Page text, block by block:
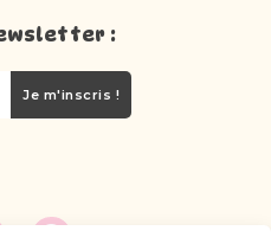
:
Je m'inscris !